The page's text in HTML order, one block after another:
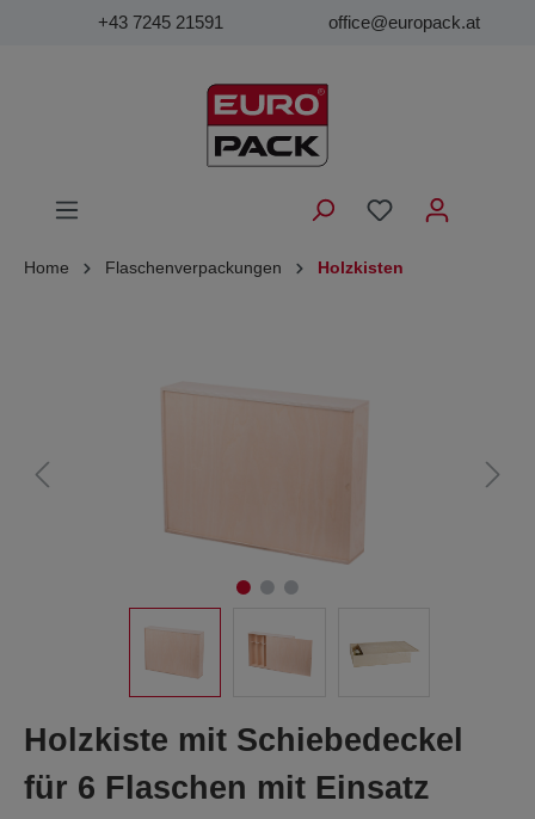
+43 7245 21591 office@europack.at
Home Flaschenverpackungen Holzkisten
Holzkiste mit Schiebedeckel
für 6 Flaschen mit Einsatz